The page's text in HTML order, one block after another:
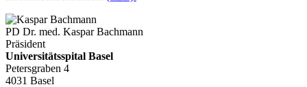
PD Dr. med. Kaspar Bachmann
Präsident
Universitätsspital Basel
Petersgraben 4
4031 Basel